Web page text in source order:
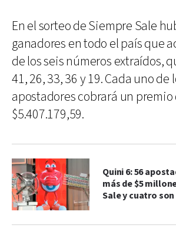
En el sorteo de Siempre Sale
ganadores en todo el país que
de los seis números extraídos,
41, 26, 33, 36 y 19. Cada uno de
apostadores cobrará un premio
$5.407.179,59.
Quini 6: 56
más de $5
Sale y cuatro